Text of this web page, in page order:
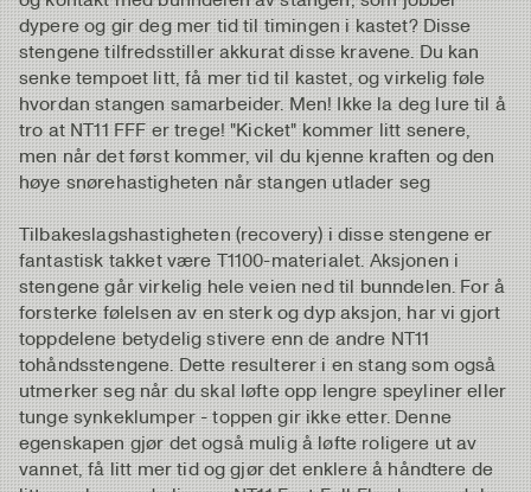
dypere og gir deg mer tid til timingen i kastet? Disse
stengene tilfredsstiller akkurat disse kravene. Du kan
senke tempoet litt, få mer tid til kastet, og virkelig føle
hvordan stangen samarbeider. Men! Ikke la deg lure til å
tro at NT11 FFF er trege! "Kicket" kommer litt senere,
men når det først kommer, vil du kjenne kraften og den
høye snørehastigheten når stangen utlader seg
Tilbakeslagshastigheten (recovery) i disse stengene er
fantastisk takket være T1100-materialet. Aksjonen i
stengene går virkelig hele veien ned til bunndelen. For å
forsterke følelsen av en sterk og dyp aksjon, har vi gjort
toppdelene betydelig stivere enn de andre NT11
tohåndsstengene. Dette resulterer i en stang som også
utmerker seg når du skal løfte opp lengre speyliner eller
tunge synkeklumper - toppen gir ikke etter. Denne
egenskapen gjør det også mulig å løfte roligere ut av
vannet, få litt mer tid og gjør det enklere å håndtere de